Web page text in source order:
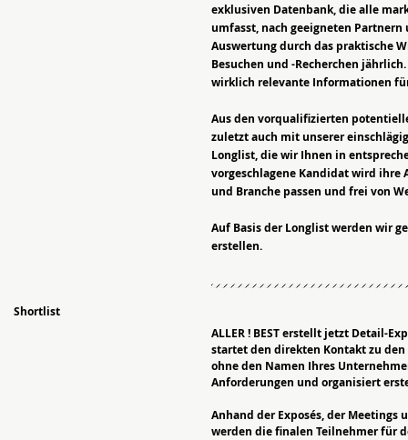
exklusiven Datenbank, die alle
umfasst, nach geeigneten
Auswertung durch das praktische
Besuchen und -Recherchen
wirklich relevante Informationen
Aus den vorqualifizierten
zuletzt auch mit unserer
Longlist, die wir Ihnen in
vorgeschlagene Kandidat wird
und Branche passen und frei von
Auf Basis der Longlist werden wir
erstellen.
ALLER ! BEST erstellt jetzt Detail-
startet den direkten Kontakt zu
ohne den Namen Ihres
Anforderungen und organisiert
Anhand der Exposés, der
werden die finalen Teilnehmer für
Shortlist